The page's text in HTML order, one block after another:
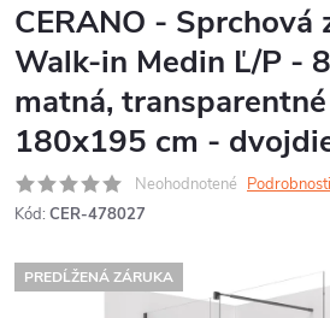
CERANO - Sprchová
Walk-in Medin Ľ/P -
matná,
180x195 cm -
Neohodnotené
Kód: CER-478027
PREDĹŽENÁ ZÁRUKA